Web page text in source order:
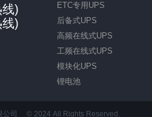
)
)
ETC专用UPS
后备式UPS
高频在线式UPS
工频在线式UPS
模块化UPS
锂电池
公司 © 2024 All Rights Reserved.